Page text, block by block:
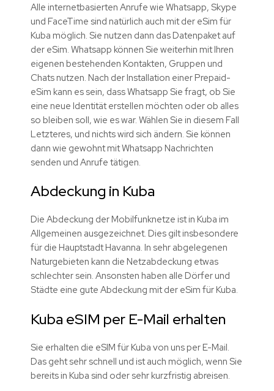
Alle internetbasierten Anrufe wie Whatsapp, Skype
und FaceTime sind natürlich auch mit der eSim für
Kuba möglich. Sie nutzen dann das Datenpaket auf
der eSim. Whatsapp können Sie weiterhin mit Ihren
eigenen bestehenden Kontakten, Gruppen und
Chats nutzen. Nach der Installation einer Prepaid-
eSim kann es sein, dass Whatsapp Sie fragt, ob Sie
eine neue Identität erstellen möchten oder ob alles
so bleiben soll, wie es war. Wählen Sie in diesem Fall
Letzteres, und nichts wird sich ändern. Sie können
dann wie gewohnt mit Whatsapp Nachrichten
senden und Anrufe tätigen.
Abdeckung in Kuba
Die Abdeckung der Mobilfunknetze ist in Kuba im
Allgemeinen ausgezeichnet. Dies gilt insbesondere
für die Hauptstadt Havanna. In sehr abgelegenen
Naturgebieten kann die Netzabdeckung etwas
schlechter sein. Ansonsten haben alle Dörfer und
Städte eine gute Abdeckung mit der eSim für Kuba.
Kuba eSIM per E-Mail erhalten
Sie erhalten die eSIM für Kuba von uns per E-Mail.
Das geht sehr schnell und ist auch möglich, wenn Sie
bereits in Kuba sind oder sehr kurzfristig abreisen.